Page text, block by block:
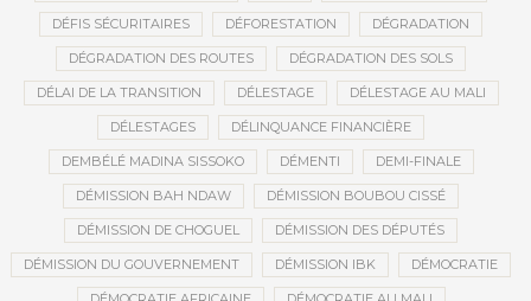
DÉFIS SÉCURITAIRES DÉFORESTATION DÉGRADATION
DÉGRADATION DES ROUTES DÉGRADATION DES SOLS
DÉLAI DE LA TRANSITION DÉLESTAGE DÉLESTAGE AU MALI
DÉLESTAGES DÉLINQUANCE FINANCIÈRE
DEMBÉLÉ MADINA SISSOKO DÉMENTI DEMI-FINALE
DÉMISSION BAH NDAW DÉMISSION BOUBOU CISSÉ
DÉMISSION DE CHOGUEL DÉMISSION DES DÉPUTÉS
DÉMISSION DU GOUVERNEMENT DÉMISSION IBK DÉMOCRATIE